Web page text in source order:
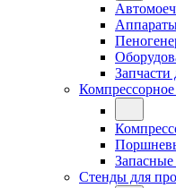
Запасные
Стенды для